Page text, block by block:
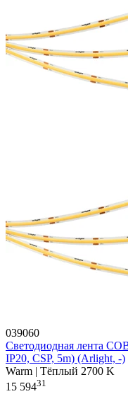
039060
Светодиодная лента
IP20, CSP, 5m) (Arlight, -)
Warm | Тёплый 2700 K
15 59431